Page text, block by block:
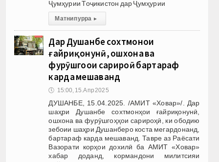
Ҷумҳурии Тоҷикистон дар Ҷумҳурии
Матни пурра ▸
Дар Душанбе сохтмонҳои
ғайриқонунӣ, ошхона ва
фурӯшгоҳҳои сарироҳӣ бартараф
карда мешаванд
🕔 15:00, 15.Апр 2025
ДУШАНБЕ, 15.04.2025. /АМИТ «Ховар»/. Дар
шаҳри Душанбе сохтмонҳои ғайриқонунӣ,
ошхона ва фурӯшгоҳҳои сарироҳӣ, ки ободию
зебоии шаҳри Душанберо коста мегардонанд,
бартараф карда мешаванд. Тавре аз Раёсати
Вазорати корҳои дохилӣ ба АМИТ «Ховар»
хабар доданд, кормандони милитсияи